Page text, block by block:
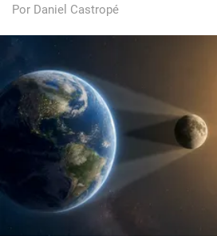
Por Daniel Castropé